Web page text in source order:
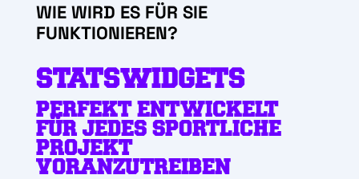
WIE WIRD ES FÜR SIE
FUNKTIONIEREN?
STATSWIDGETS
PERFEKT ENTWICKELT
FÜR JEDES SPORTLICHE
PROJEKT
VORANZUTREIBEN